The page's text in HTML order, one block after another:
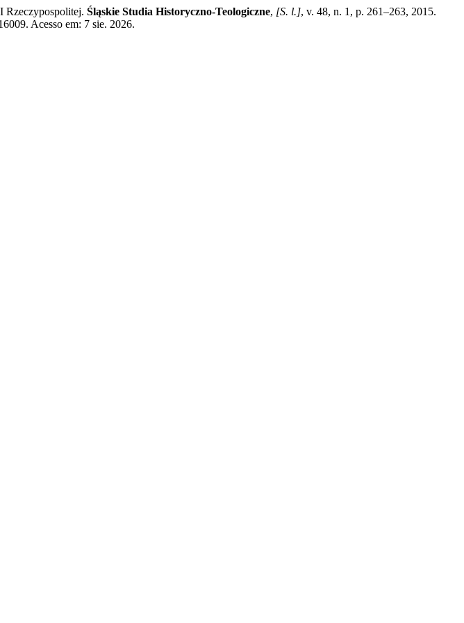
Śląskie Studia Historyczno-Teologiczne, [S. l.], v. 48, n. 1, p. 261–263, 2015.
Acesso em: 7 sie. 2026.